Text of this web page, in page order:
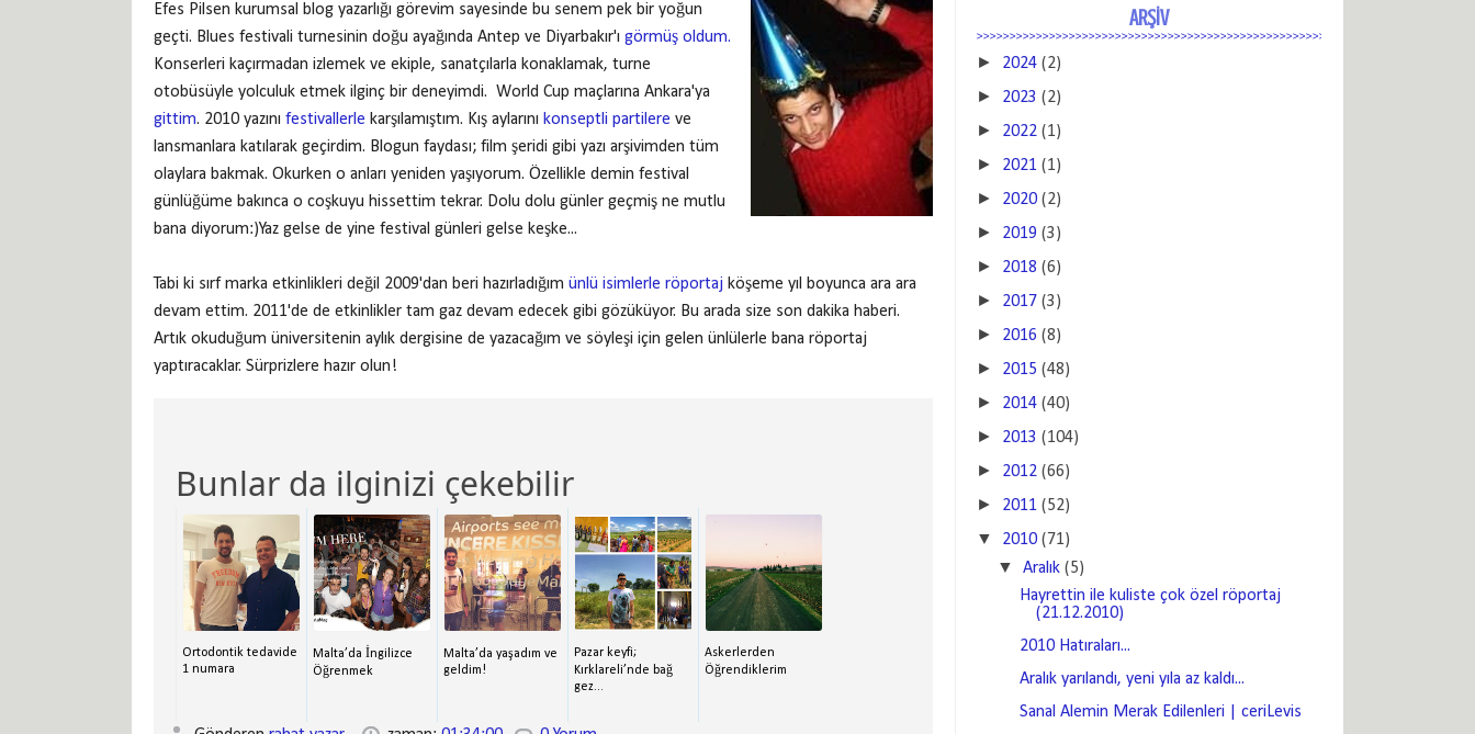
Efes Pilsen kurumsal blog yazarlığı görevim sayesinde bu senem pek bir yoğun
geçti. Blues festivali turnesinin doğu ayağında Antep ve Diyarbakır'ı görmüş oldum.
Konserleri kaçırmadan izlemek ve ekiple, sanatçılarla konaklamak, turne
otobüsüyle yolculuk etmek ilginç bir deneyimdi. World Cup maçlarına Ankara'ya
gittim. 2010 yazını festivallerle karşılamıştım. Kış aylarını konseptli partilere ve
lansmanlara katılarak geçirdim. Blogun faydası; film şeridi gibi yazı arşivimden tüm
olaylara bakmak. Okurken o anları yeniden yaşıyorum. Özellikle demin festival
günlüğüme bakınca o coşkuyu hissettim tekrar. Dolu dolu günler geçmiş ne mutlu
bana diyorum:)Yaz gelse de yine festival günleri gelse keşke...
Tabi ki sırf marka etkinlikleri değil 2009'dan beri hazırladığım ünlü isimlerle röportaj köşeme yıl boyunca ara ara
devam ettim. 2011'de de etkinlikler tam gaz devam edecek gibi gözüküyor. Bu arada size son dakika haberi.
Artık okuduğum üniversitenin aylık dergisine de yazacağım ve söyleşi için gelen ünlülerle bana röportaj
yaptıracaklar. Sürprizlere hazır olun!
Bunlar da ilginizi çekebilir
Ortodontik tedavide
1 numara
Malta’da İngilizce
Öğrenmek
Malta’da yaşadım ve
geldim!
Pazar keyfi;
Kırklareli’nde bağ
gez...
Askerlerden
Öğrendiklerim
ARŞİV
► 2024 (2)
► 2023 (2)
► 2022 (1)
► 2021 (1)
► 2020 (2)
► 2019 (3)
► 2018 (6)
► 2017 (3)
► 2016 (8)
► 2015 (48)
► 2014 (40)
► 2013 (104)
► 2012 (66)
► 2011 (52)
▼ 2010 (71)
▼ Aralık (5)
Hayrettin ile kuliste çok özel röportaj
(21.12.2010)
2010 Hatıraları...
Aralık yarılandı, yeni yıla az kaldı...
Sanal Alemin Merak Edilenleri | ceriLevis